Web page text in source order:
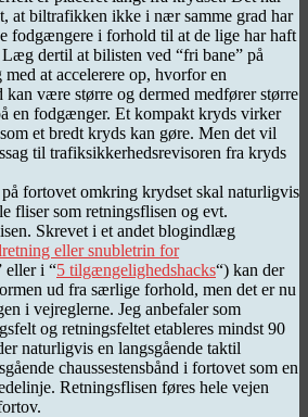
at biltrafikken ikke i nær samme grad har
fodgængere i forhold til at de lige har haft
dertil at bilisten ved “fri bane” på
at accelerere op, hvorfor en
kan være større og dermed medfører større
en fodgænger. Et kompakt kryds virker
et bredt kryds kan gøre. Men det vil
til trafiksikkerhedsrevisoren fra kryds
fortovet omkring krydset skal naturligvis
fliser som retningsflisen og evt.
Skrevet i et andet blogindlæg
eller snubletrin for
eller i “5 tilgængelighedshacks“) kan der
ud fra særlige forhold, men det er nu
i vejreglerne. Jeg anbefaler som
og retningsfeltet etableres mindst 90
naturligvis en langsgående taktil
chaussestensbånd i fortovet som en
Retningsflisen føres hele vejen